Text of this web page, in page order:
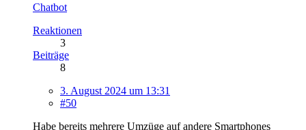
Chatbot
Reaktionen
3
Beiträge
8
3. August 2024 um 13:31
#50
Habe bereits mehrere Umzüge auf andere Smartphones